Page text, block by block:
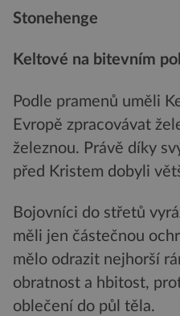
Stonehenge
Keltové na bitevním
Podle pramenů uměli
Evropě zpracovávat
železnou. Právě díky
před Kristem dobyli
Bojovníci do střetů
měli jen částečnou
mělo odrazit nejhorší
obratnost a hbitost,
oblečení do půl těla.